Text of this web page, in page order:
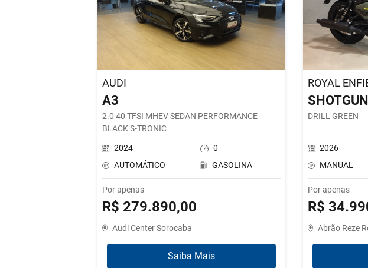
AUDI
A3
2.0 40 TFSI MHEV SEDAN PERFORMANCE
BLACK S-TRONIC
2024
0
AUTOMÁTICO
GASOLINA
Por apenas
R$ 279.890,00
Audi Center Sorocaba
Saiba Mais
ROYAL
DRILL GREEN
2026
MANUAL
Por apenas
R$
Abrão Reze